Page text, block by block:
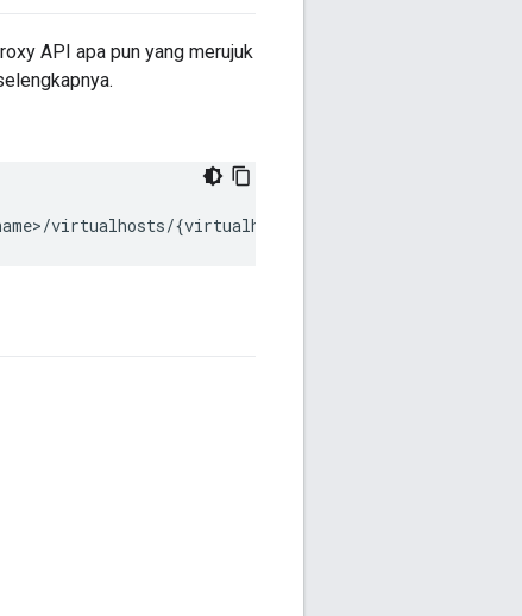
API apa pun yang merujuk
virtualhosts/{virtualhost_name}"